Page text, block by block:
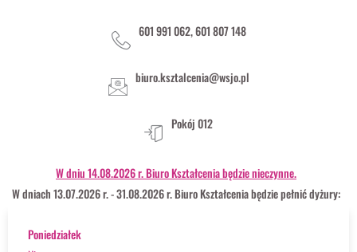
601 991 062, 601 807 148
biuro.ksztalcenia@wsjo.pl
Pokój 012
W dniu 14.08.2026 r. Biuro Kształcenia będzie nieczynne.
W dniach 13.07.2026 r. - 31.08.2026 r. Biuro Kształcenia będzie pełnić dyżury:
Poniedziałek